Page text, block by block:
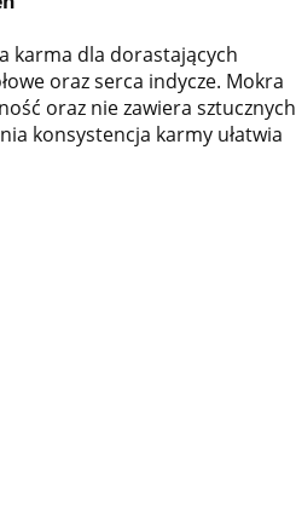
karma dla dorastających
oraz serca indycze. Mokra
oraz nie zawiera sztucznych
konsystencja karmy ułatwia